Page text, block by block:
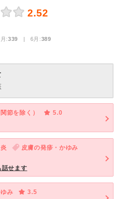
2.52
:339 | 6月:389
節を除く）
5.0
皮膚の発疹・かゆみ
話せます
み
3.5